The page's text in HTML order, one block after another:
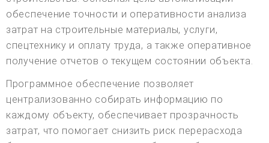
обеспечение точности и оперативности анализа
затрат на строительные материалы, услуги,
спецтехнику и оплату труда, а также оперативное
получение отчетов о текущем состоянии объекта.
Программное обеспечение позволяет
централизованно собирать информацию по
каждому объекту, обеспечивает прозрачность
затрат, что помогает снизить риск перерасхода